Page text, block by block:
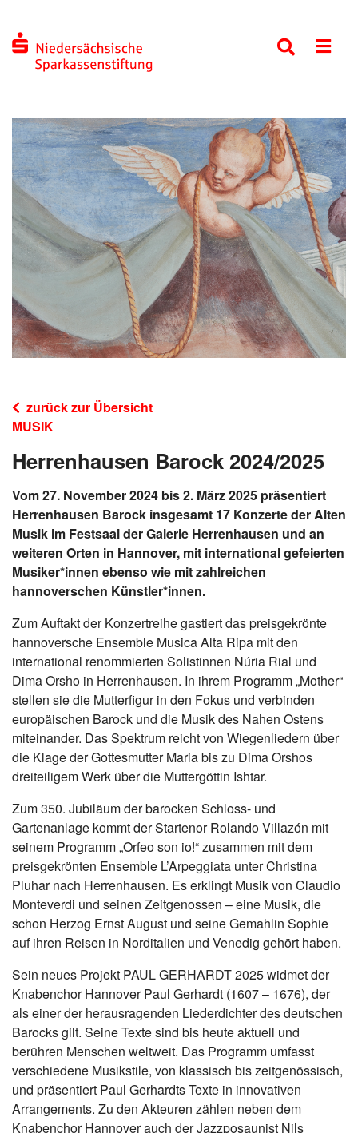
zurück zur Übersicht
MUSIK
Herrenhausen Barock 2024/2025
Vom 27. November 2024 bis 2. März 2025 präsentiert
Herrenhausen Barock insgesamt 17 Konzerte der Alten
Musik im Festsaal der Galerie Herrenhausen und an
weiteren Orten in Hannover, mit international gefeierten
Musiker*innen ebenso wie mit zahlreichen
hannoverschen Künstler*innen.
Zum Auftakt der Konzertreihe gastiert das preisgekrönte
hannoversche Ensemble Musica Alta Ripa mit den
international renommierten Solistinnen Núria Rial und
Dima Orsho in Herrenhausen. In ihrem Programm „Mother“
stellen sie die Mutterfigur in den Fokus und verbinden
europäischen Barock und die Musik des Nahen Ostens
miteinander. Das Spektrum reicht von Wiegenliedern über
die Klage der Gottesmutter Maria bis zu Dima Orshos
dreiteiligem Werk über die Muttergöttin Ishtar.
Zum 350. Jubiläum der barocken Schloss- und
Gartenanlage kommt der Startenor Rolando Villazón mit
seinem Programm „Orfeo son io!“ zusammen mit dem
preisgekrönten Ensemble L’Arpeggiata unter Christina
Pluhar nach Herrenhausen. Es erklingt Musik von Claudio
Monteverdi und seinen Zeitgenossen – eine Musik, die
schon Herzog Ernst August und seine Gemahlin Sophie
auf ihren Reisen in Norditalien und Venedig gehört haben.
Sein neues Projekt PAUL GERHARDT 2025 widmet der
Knabenchor Hannover Paul Gerhardt (1607 – 1676), der
als einer der herausragenden Liederdichter des deutschen
Barocks gilt. Seine Texte sind bis heute aktuell und
berühren Menschen weltweit. Das Programm umfasst
verschiedene Musikstile, von klassisch bis zeitgenössisch,
und präsentiert Paul Gerhardts Texte in innovativen
Arrangements. Zu den Akteuren zählen neben dem
Knabenchor Hannover auch der Jazzposaunist Nils